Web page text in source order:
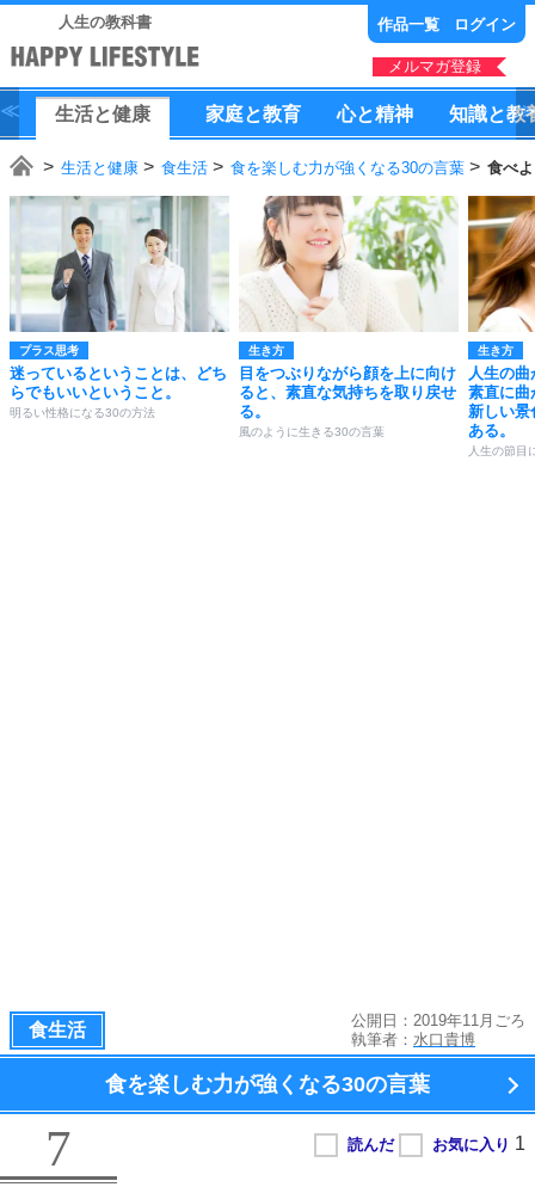
人生の教科書 作品一覧 ログイン
メルマガ登録
生活と健康 家庭と教育 心と精神 知識と教
生活と健康 食生活 食を楽しむ力が強くなる30の言葉 食べ
プラス思考
迷っているということは、どち
らでもいいということ。
明るい性格になる30の方法
生き方
目をつぶりながら顔を上に向け
ると、素直な気持ちを取り戻せ
る。
風のように生きる30の言葉
生き方
人生の
素直に曲
新しい景
ある。
人生の節目
食生活
公開日：2019年11月ごろ
執筆者： 水口貴博
食を楽しむ力が強くなる30の言葉
7